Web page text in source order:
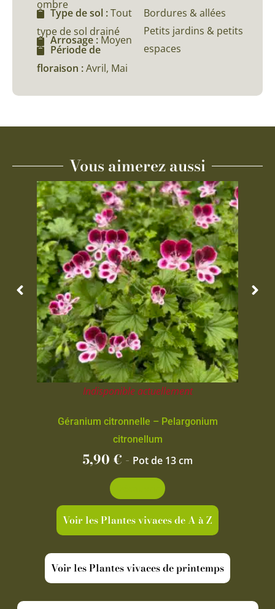
ombre
Type de sol :Tout
type de sol drainé
Arrosage : Moyen
Période de
floraison :Avril, Mai
Bordures & allées
Petits jardins & petits
espaces
Vous aimerez aussi
Indisponible actuellement
Géranium citronnelle – Pelargonium
citronellum
5,90€ - Pot de 13 cm
Voir les Plantes vivaces de A à Z
Voir les Plantes vivaces de printemps